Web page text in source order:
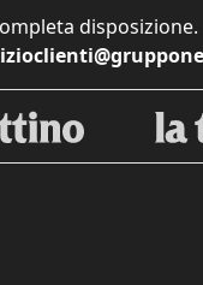
disposizione.